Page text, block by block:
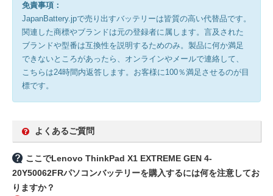
免責事項：
JapanBattery.jpで売り出すバッテリーは皆質の高い代替品です。
関連した商標やブランドは元の登録者に属します。言及された
ブランドや型番は互換性を説明するためのみ。製品に何か満足
できないところがあったら、オンラインやメールで連絡して、
こちらは24時間内返答します。お客様に100％満足させるのが目
標です。
よくあるご質問
ここでLenovo ThinkPad X1 EXTREME GEN 4-
20Y50062FRパソコンバッテリーを購入するには何を注意してお
りますか？